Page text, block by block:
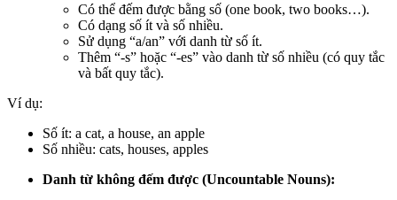
Có thể đếm được bằng số (one book, two books…).
Có dạng số ít và số nhiều.
Sử dụng “a/an” với danh từ số ít.
Thêm “-s” hoặc “-es” vào danh từ số nhiều (có quy tắc
và bất quy tắc).
Ví dụ:
Số ít: a cat, a house, an apple
Số nhiều: cats, houses, apples
Danh từ không đếm được (Uncountable Nouns):